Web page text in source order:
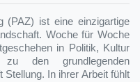
(PAZ) ist eine einzigartige
Woche für Woche
in Politik, Kultur
den grundlegenden
In ihrer Arbeit fühlt